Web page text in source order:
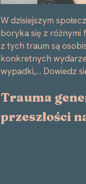
W dzisiejszym
boryka się z różnymi
z tych traum są
konkretnych
wypadki,… Dowiedz
Trauma
przeszłości